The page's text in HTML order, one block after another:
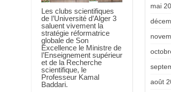
Les clubs scientifiques
de l’Université d’Alger 3
saluent vivement la
stratégie réformatrice
globale de Son
Excellence le Ministre de
l’Enseignement supérieur
et de la Recherche
scientifique, le
Professeur Kamal
Baddari.
mai
août